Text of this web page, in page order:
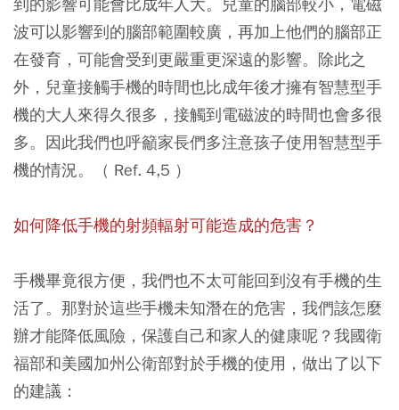
波可以影響到的腦部範圍較廣，再加上他們的腦部正
在發育，可能會受到更嚴重更深遠的影響。除此之
外，兒童接觸手機的時間也比成年後才擁有智慧型手
機的大人來得久很多，接觸到電磁波的時間也會多很
多。因此我們也呼籲家長們多注意孩子使用智慧型手
機的情況。（ Ref. 4,5 ）
如何降低手機的射頻輻射可能造成的危害？
手機畢竟很方便，我們也不太可能回到沒有手機的生
活了。那對於這些手機未知潛在的危害，我們該怎麼
辦才能降低風險，保護自己和家人的健康呢？我國衛
福部和美國加州公衛部對於手機的使用，做出了以下
的建議：